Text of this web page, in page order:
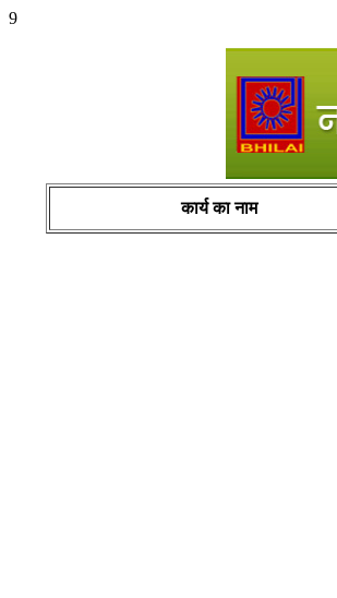
9
कार्य का नाम